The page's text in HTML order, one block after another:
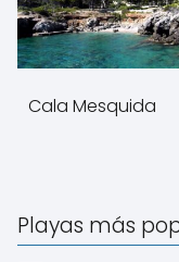
Cala Mesquida
Playas más